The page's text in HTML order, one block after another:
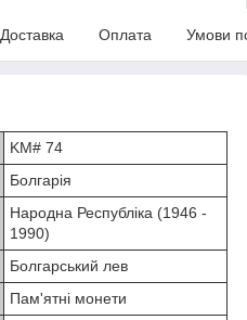
Доставка Оплата Умови
KM# 74
Болгарія
Народна Республіка (1946 -
1990)
Болгарський лев
Пам'ятні монети